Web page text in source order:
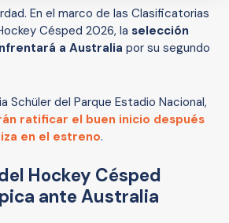
En el marco de las Clasificatorias
Césped 2026, la selección
a Australia por su segundo
Schüler del Parque Estadio Nacional,
ratificar el buen inicio después
en el estreno.
Hockey Césped
ante Australia